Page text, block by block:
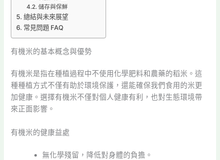
儲存與保鮮
總結與未來展望
常見問題 FAQ
有機米的基本概念與優勢
有機米是指在種植過程中不使用化學肥料和農藥的稻米。這
種種植方式不僅有助於環境保護，還能確保我們食用的米更
加健康。選擇有機米不僅對個人健康有利，也對生態環境帶
來正面影響。
有機米的健康益處
無化學殘留，降低對身體的負擔。